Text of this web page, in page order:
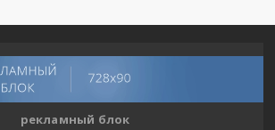
рекламный блок